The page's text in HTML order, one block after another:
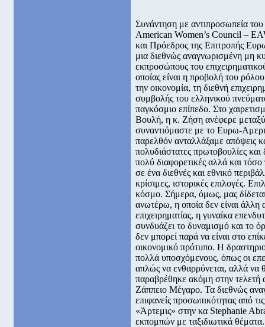
Συνάντηση με αντιπροσωπεία
American Women’s Council –
και Πρόεδρος της Επιτροπής
μια διεθνώς αναγνωρισμένη μη
εκπροσώπους του
οποίας είναι η προβολή του
την οικονομία, τη διεθνή
συμβολής του ελληνικού
παγκόσμιο επίπεδο. Στο
Βουλή, η κ. Ζήση ανέφερε
συναντιόμαστε με το Ευρω-
παρελθόν ανταλλάξαμε απόψεις
πολυδιάστατες πρωτοβουλίες
πολύ διαφορετικές αλλά και
σε ένα διεθνές και εθνικό
κρίσιμες, ιστορικές επιλογές.
κόσμο. Σήμερα, όμως, μας
ανωτέρω, η οποία δεν είναι άλλη
επιχειρηματίας, η γυναίκα
συνδυάζει το δυναμισμό και το
δεν μπορεί παρά να είναι στο
οικονομικό πρότυπο. Η
πολλά υποσχόμενους, όπως οι
απλώς να ενθαρρύνεται, αλλά
παραβρέθηκε ακόμη στην
Ζάππειο Μέγαρο. Τα διεθνώς
επιφανείς προσωπικότητας από
«Άρτεμις» στην κα Stephanie
εκπομπών με ταξιδιωτικά θέματα.